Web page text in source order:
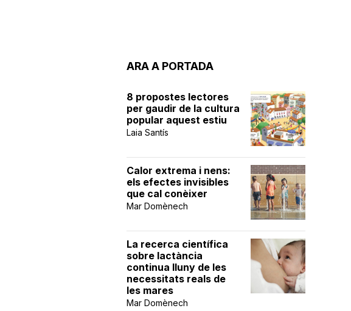
ARA A PORTADA
8 propostes lectores
per gaudir de la cultura
popular aquest estiu
Laia Santís
Calor extrema i nens:
els efectes invisibles
que cal conèixer
Mar Domènech
La recerca científica
sobre lactància
continua lluny de les
necessitats reals de
les mares
Mar Domènech